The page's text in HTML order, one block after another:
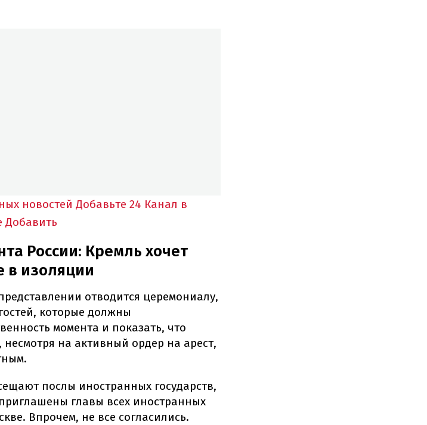
новостей Добавьте 24 Канал в
Добавить
России: Кремль хочет
в изоляции
отводится церемониалу,
которые должны
момента и показать, что
на активный ордер на арест,
послы иностранных государств,
главы всех иностранных
Впрочем, не все согласились.